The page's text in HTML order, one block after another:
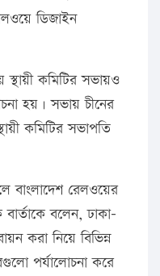
ডিজাইন
স্থায়ী কমিটির সভায়ও
হয়। সভায় চীনের
কমিটির সভাপতি
বাংলাদেশ রেলওয়ের
বলেন, ঢাকা-
করা নিয়ে বিভিন্ন
পর্যালোচনা করে